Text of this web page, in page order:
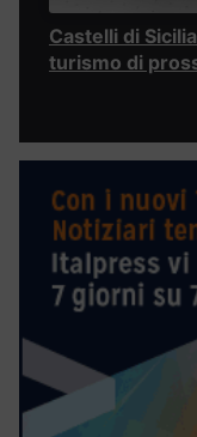
Castelli di
turismo di